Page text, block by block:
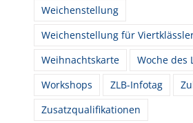
Weichenstellung
Weichenstellung für
Weihnachtskarte
Woche des
Workshops
ZLB-Infotag
Zusatzqualifikationen